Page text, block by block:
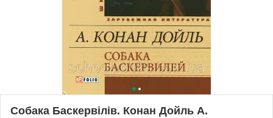
Собака Баскервілів. Конан Дойль А.